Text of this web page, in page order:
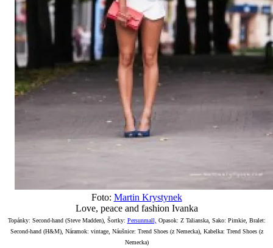
Foto: Martin Krystynek
Love, peace and fashion Ivanka
Topánky: Second-hand (Steve Madden), Šortky: Persunmall,
Opasok: Z Talianska, Sako: Pimkie, Bralet:
Second-hand (H&M), Náramok: vintage, Náušnice: Trend Shoes (z Nemecka), Kabelka: Trend Shoes (z
Nemecka)